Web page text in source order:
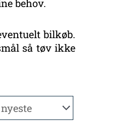
behov.
bilkøb.
så tøv ikke